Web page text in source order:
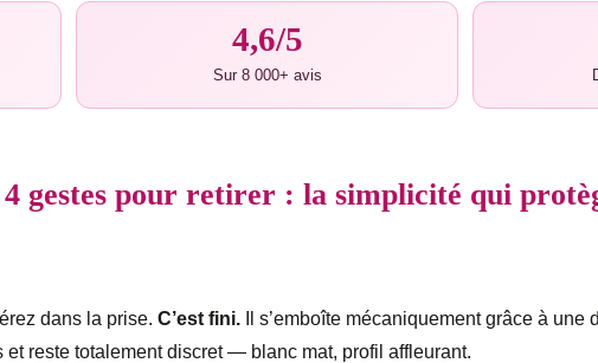
4,6/5
Sur 8 000+ avis
4 gestes pour retirer : la simplicité qui
dans la prise. C’est fini. Il s’emboîte mécaniquement grâce à
reste totalement discret — blanc mat, profil affleurant.